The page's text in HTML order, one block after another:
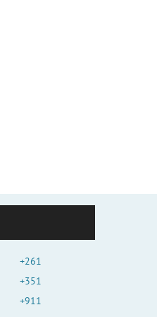
+261
+351
+911